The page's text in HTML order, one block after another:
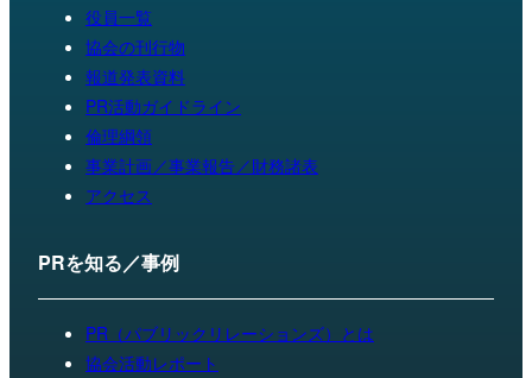
役員一覧
協会の刊行物
報道発表資料
PR活動ガイドライン
倫理綱領
事業計画／事業報告／財務諸表
アクセス
PRを知る／事例
PR（パブリックリレーションズ）とは
協会活動レポート